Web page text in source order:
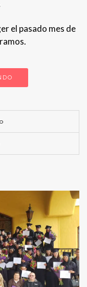
el pasado mes de